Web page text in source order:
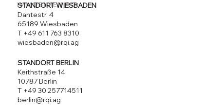
STANDORT WIESBADEN
Dantestr. 4
65189 Wiesbaden
T +49 611 763 8310
wiesbaden@rqi.ag
STANDORT BERLIN
Keithstraße 14
10787 Berlin
T +49 30 257714511
berlin@rqi.ag